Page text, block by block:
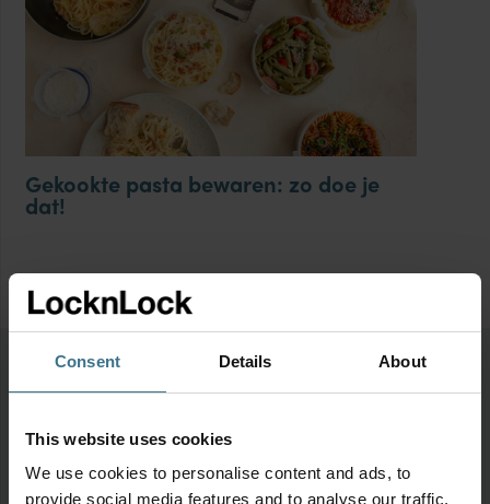
Consent Details About
This website uses cookies
We use cookies to personalise content and ads, to
provide social media features and to analyse our traffic.
Gekookte pasta bewaren: zo doe je
dat!
Bewaren & Meenemen & Organiseren